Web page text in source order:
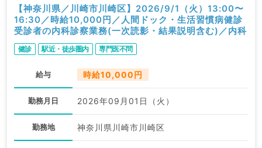
【神奈川県／川崎市川崎区】2026/9/1（火）13:00〜
16:30／時給10,000円／人間ドック・生活習慣病健診
受診者の内科診察業務(一次読影・結果説明含む)／内科
健診 駅近・徒歩圏内 専門医不問
給与 時給10,000円
勤務月日 2026年09月01日（火）
勤務地 神奈川県川崎市川崎区